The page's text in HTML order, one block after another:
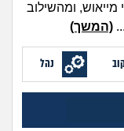
עליי
על הגוף
וכלכלה
ומהשילוב
(המשך)
נהל